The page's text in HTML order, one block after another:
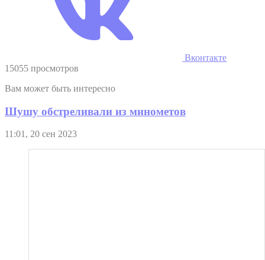
Вконтакте
15055 просмотров
Вам может быть интересно
Шушу обстреливали из минометов
11:01, 20 сен 2023